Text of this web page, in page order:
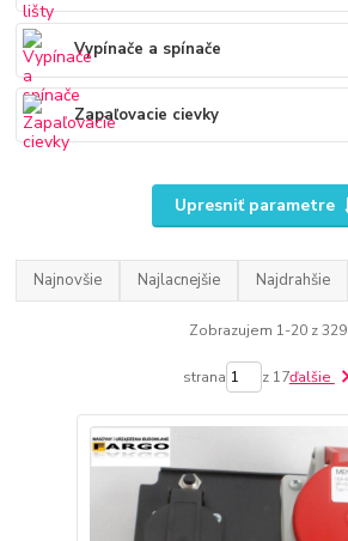
Vypínače a spínače
Zapaľovacie cievky
Upresniť parametre
Najnovšie Najlacnejšie Najdrahšie
Zobrazujem 1-20 z 329
strana z 17ďalšie